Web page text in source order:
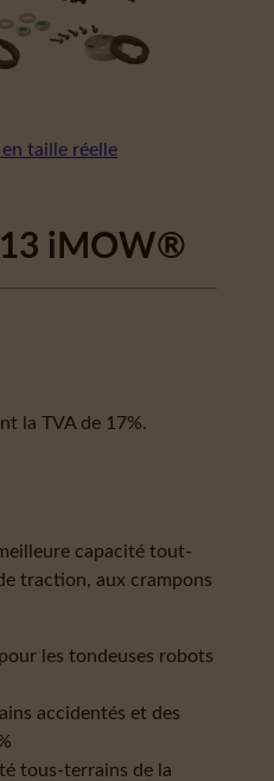
taille réelle
iMOW®
la TVA de 17%.
capacité tout-
traction, aux crampons
les tondeuses robots
accidentés et des
tous-terrains de la